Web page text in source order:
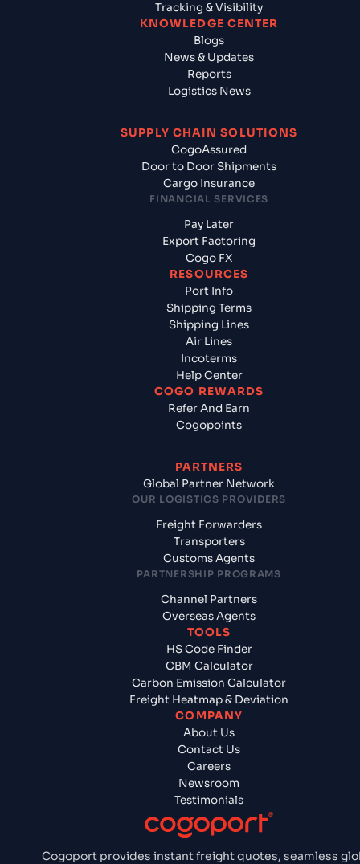
Cogoport provides instant freight quotes, seamless
Tracking & Visibility
KNOWLEDGE CENTER
Blogs
News & Updates
Reports
Logistics News
SUPPLY CHAIN SOLUTIONS
CogoAssured
Door to Door Shipments
Cargo Insurance
FINANCIAL SERVICES
Pay Later
Export Factoring
Cogo FX
RESOURCES
Port Info
Shipping Terms
Shipping Lines
Air Lines
Incoterms
Help Center
COGO REWARDS
Refer And Earn
Cogopoints
PARTNERS
Global Partner Network
OUR LOGISTICS PROVIDERS
Freight Forwarders
Transporters
Customs Agents
PARTNERSHIP PROGRAMS
Channel Partners
Overseas Agents
TOOLS
HS Code Finder
CBM Calculator
Carbon Emission Calculator
Freight Heatmap & Deviation
COMPANY
About Us
Contact Us
Careers
Newsroom
Testimonials